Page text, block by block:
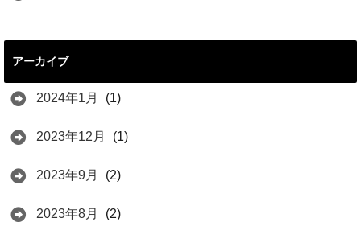
アーカイブ
2024年1月 (1)
2023年12月 (1)
2023年9月 (2)
2023年8月 (2)